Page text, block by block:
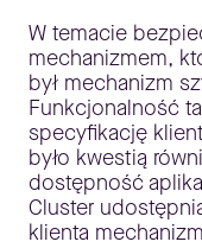
W temacie
mechanizmem,
był mechanizm
Funkcjonalność
specyfikację
było kwestią
dostępność
Cluster
klienta